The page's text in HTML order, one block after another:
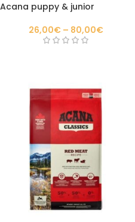
Acana puppy & junior
26,00€ – 80,00€